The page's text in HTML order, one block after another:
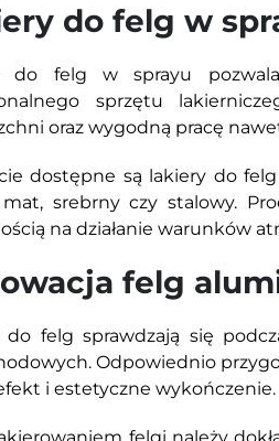
do felg w
do felg w sprayu
sprzętu
oraz wygodną pracę
dostępne są lakiery do
srebrny czy stalowy.
na działanie warunków
felg
do felg sprawdzają się
Odpowiednio
i estetyczne wykończenie.
felgi należy